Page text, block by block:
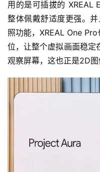
快
讯
公
用的是可插拔的 XREAL
整体佩戴舒适度更强。
照功能，XREAL One
位，让整个虚拟画面稳定
观察屏幕，这也正是2D图